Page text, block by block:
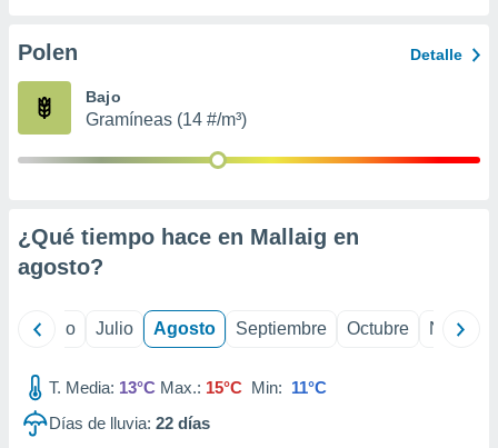
e
mediante
publicidad
publicidad
de
Polen Detalle
Bajo
Gramíneas (14 #/m³)
¿Qué tiempo hace en Mallaig en
agosto?
Junio Julio Agosto Septiembre Octubre
T. Media: 13°C Max.: 15°C Min: 11°C
Días de lluvia: 22 días